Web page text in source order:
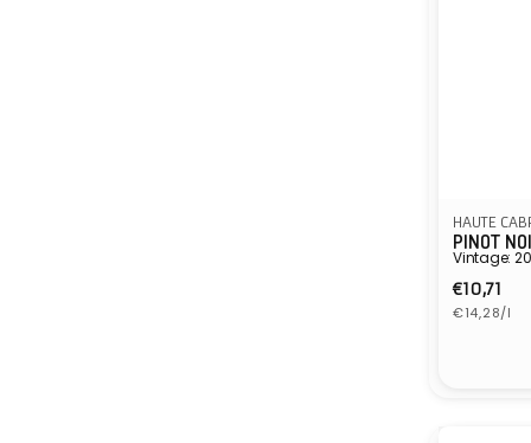
HAUTE
PINOT
Vintage:
Normale
prijs
€10,71
€14,28/l